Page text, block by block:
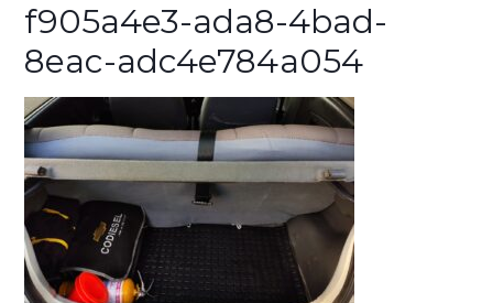
f905a4e3-ada8-4bad-
8eac-adc4e784a054